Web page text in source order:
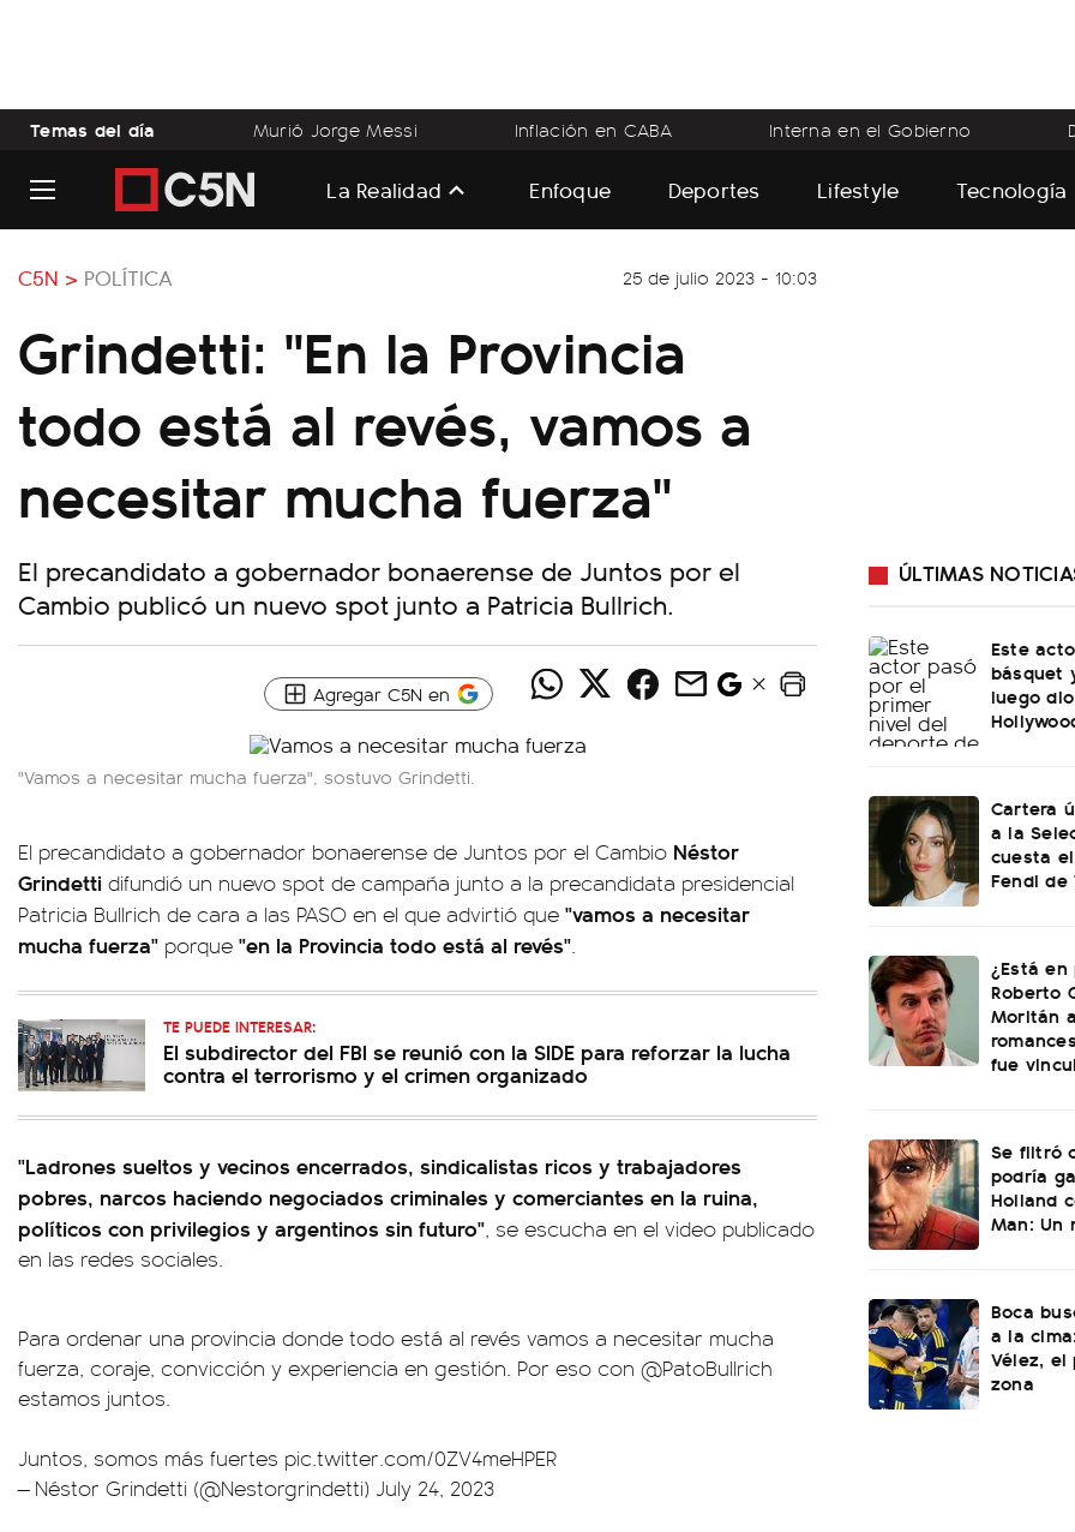
Temas del día Murió Jorge Messi Inflación en CABA Interna en el Gobierno
La Realidad Enfoque Deportes Lifestyle Tecnología
C5N > POLÍTICA 25 de julio 2023 - 10:03
Grindetti: "En la Provincia
todo está al revés, vamos a
necesitar mucha fuerza"
El precandidato a gobernador bonaerense de Juntos por el
Cambio publicó un nuevo spot junto a Patricia Bullrich.
Agregar C5N en
"Vamos a necesitar mucha fuerza", sostuvo Grindetti.
El precandidato a gobernador bonaerense de Juntos por el Cambio Néstor
Grindetti difundió un nuevo spot de campaña junto a la precandidata presidencial
Patricia Bullrich de cara a las PASO en el que advirtió que "vamos a necesitar
mucha fuerza" porque "en la Provincia todo está al revés".
TE PUEDE INTERESAR:
El subdirector del FBI se reunió con la SIDE para reforzar la lucha
contra el terrorismo y el crimen organizado
"Ladrones sueltos y vecinos encerrados, sindicalistas ricos y trabajadores
pobres, narcos haciendo negociados criminales y comerciantes en la ruina,
políticos con privilegios y argentinos sin futuro", se escucha en el video publicado
en las redes sociales.
Para ordenar una provincia donde todo está al revés vamos a necesitar mucha
fuerza, coraje, convicción y experiencia en gestión. Por eso con @PatoBullrich
estamos juntos.
Juntos, somos más fuertes pic.twitter.com/0ZV4meHPER
— Néstor Grindetti (@Nestorgrindetti) July 24, 2023
ÚLTIMAS
Este
básquet
luego
Cartera
a la
cuesta
Fendi de
¿Está en
Roberto
Moritán
fue
Se filtró
podría
Holland
Man: Un
Boca
a la
Vélez, el
zona